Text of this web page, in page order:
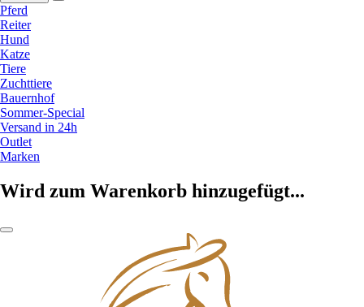
Pferd
Reiter
Hund
Katze
Tiere
Zuchttiere
Bauernhof
Sommer-Special
Versand in 24h
Outlet
Marken
Wird zum Warenkorb hinzugefügt...